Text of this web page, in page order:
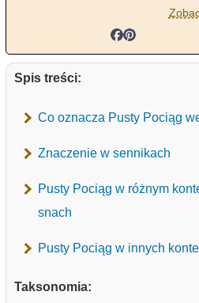
Spis treści:
Co oznacza Pusty Pociąg
Znaczenie w sennikach
Pusty Pociąg w różnym
snach
Pusty Pociąg w innych
Taksonomia: